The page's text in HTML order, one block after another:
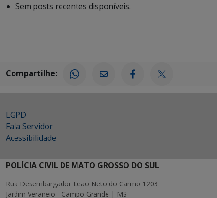
Sem posts recentes disponíveis.
Compartilhe:
LGPD
Fala Servidor
Acessibilidade
POLÍCIA CIVIL DE MATO GROSSO DO SUL
Rua Desembargador Leão Neto do Carmo 1203
Jardim Veraneio - Campo Grande | MS